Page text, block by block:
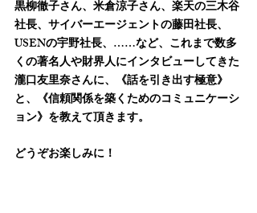
黒柳徹子さん、米倉涼子さん、楽天の三木谷
社長、サイバーエージェントの藤田社長、
USENの宇野社長、……など、これまで数多
くの著名人や財界人にインタビューしてきた
瀧口友里奈さんに、《話を引き出す極意》
と、《信頼関係を築くためのコミュニケーシ
ョン》を教えて頂きます。
どうぞお楽しみに！